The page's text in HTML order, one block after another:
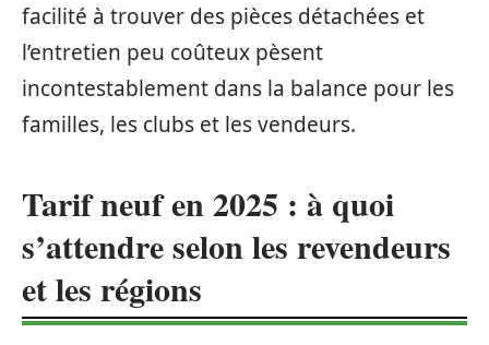
facilité à trouver des pièces détachées et
l’entretien peu coûteux pèsent
incontestablement dans la balance pour les
familles, les clubs et les vendeurs.
Tarif neuf en 2025 : à quoi
s’attendre selon les revendeurs
et les régions